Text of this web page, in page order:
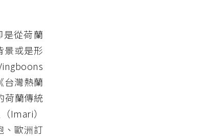
是從荷蘭
景或是形
台灣熱蘭
荷蘭傳統
Imari）
、歐洲訂